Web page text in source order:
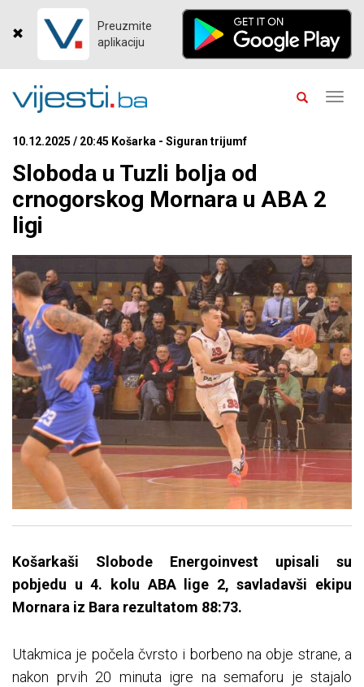
Preuzmite
aplikaciju
10.12.2025 / 20:45 Košarka - Siguran trijumf
Sloboda u Tuzli bolja od
crnogorskog Mornara u ABA 2
ligi
Košarkaši Slobode Energoinvest upisali su
pobjedu u 4. kolu ABA lige 2, savladavši ekipu
Mornara iz Bara rezultatom 88:73.
Utakmica je počela čvrsto i borbeno na obje strane, a
nakon prvih 20 minuta igre na semaforu je stajalo